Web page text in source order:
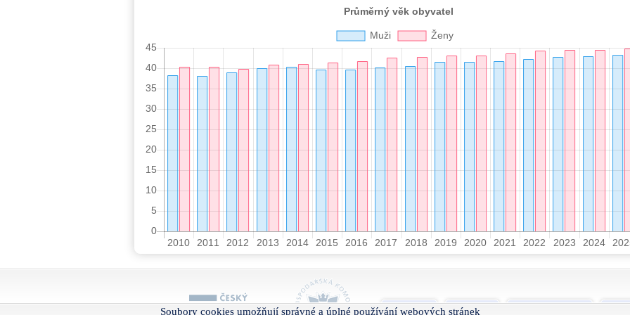
O projektu Nápověda
Soubory cookies umožňují správné a úplné používání webových stránek